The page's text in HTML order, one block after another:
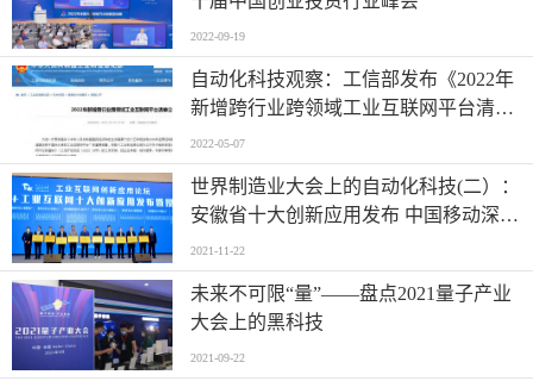
2022-09-19
自动化科技观察：工信部发布《2022年
新增跨行业跨领域工业互联网平台清单
公示》
2022-05-07
世界制造业大会上的自动化科技(二）：
安徽省十大创新应用发布 中国移动深度
参与5G+工业互联网
2021-11-22
未来不可限“量”——盘点2021量子产业
大会上的黑科技
2021-09-22